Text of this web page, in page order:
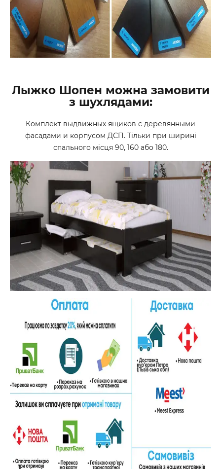
Лыжко Шопен можна замовити
з шухлядами:
Комплект выдвижных ящиков с деревянными
фасадами и корпусом ДСП. Тільки при ширині
спального місця 90, 160 або 180.